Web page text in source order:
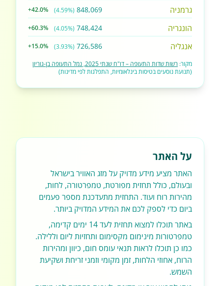
גרמניה 848,069
(4.59%)
+42.0%
הונגריה 748,424
(4.05%)
+60.3%
אנגליה 726,586
(3.93%)
+15.0%
מקור: רשות שדות התעופה – דו"ח שנתי 2025, נמל התעופה בן-גוריון
(תנועת נוסעים בטיסות בינלאומיות, התפלגות לפי מדינות)
על האתר
האתר מציע מידע מדויק על מזג האוויר בישראל
ובעולם, כולל תחזית מפורטת, טמפרטורה, לחות,
מהירות רוח ועוד. התחזית מתעדכנת מספר פעמים
ביום כדי לספק לכם את המידע המדויק ביותר.
באתר תוכלו למצוא תחזית לעד 14 ימים קדימה,
טמפרטורות מינימום מקסימום ותחזיות ליום וללילה.
כמו כן תוכלו לראות תנאי עומס חום, כיוון ומהירות
הרוח, אחוזי הלחות, זמן מקומי וזמני זריחת ושקיעת
השמש.